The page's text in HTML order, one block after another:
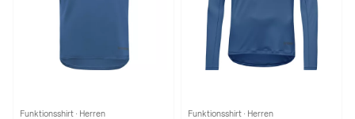
Funktionsshirt · Herren Funktionsshirt · Herren